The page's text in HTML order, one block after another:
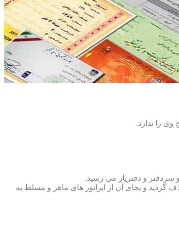
را ندارد.
سردفتر و دفتریار می رسید.
رسمی حذف گردید و بجای آن از اپراتور های ماهر و مسلط به